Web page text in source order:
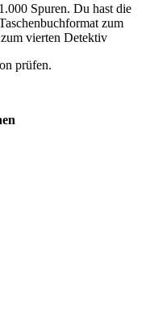
Spuren. Du hast die
zum
vierten Detektiv
prüfen.